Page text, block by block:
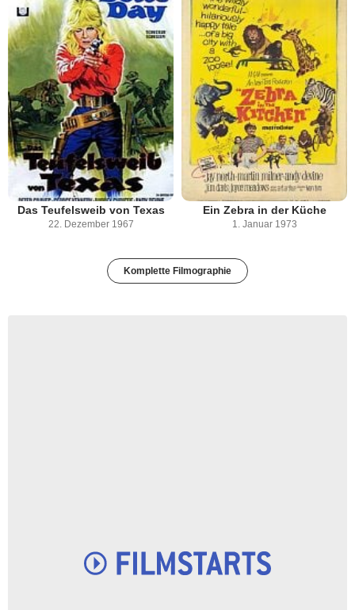
Das Teufelsweib von Texas
22. Dezember 1967
Ein Zebra in der Küche
1. Januar 1973
Komplette Filmographie